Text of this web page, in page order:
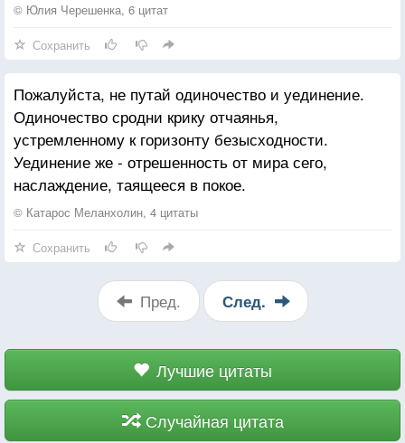
Так далеко, но кажется вдвоём
Нас раскидал закат по горизонту
Я за тобой тоскую день за днём
Я тень твоя, я твой незримый контур.
© Юлия Черешенка, 6 цитат
Сохранить
Пожалуйста, не путай одиночество и уединение.
Одиночество сродни крику отчаянья,
устремленному к горизонту безысходности.
Уединение же - отрешенность от мира сего,
наслаждение, таящееся в покое.
© Катарос Меланхолин, 4 цитаты
Сохранить
Пред. След.
Лучшие цитаты
Случайная цитата